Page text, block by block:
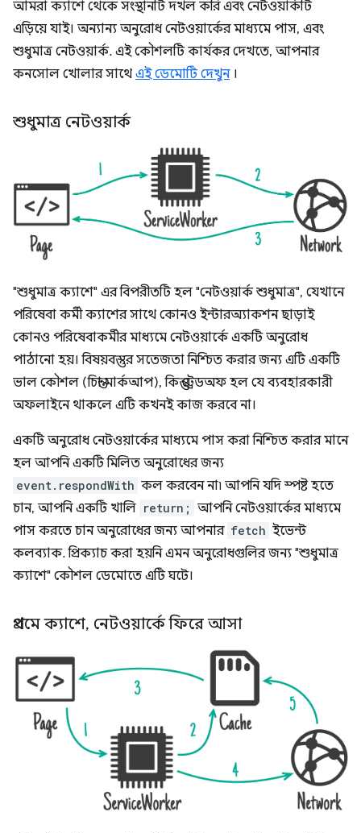
আমরা ক্যাশে থেকে সংস্থানটি দখল করি এবং নেটওয়ার্কটি
এড়িয়ে যাই। অন্যান্য অনুরোধ নেটওয়ার্কের মাধ্যমে পাস, এবং
শুধুমাত্র নেটওয়ার্ক. এই কৌশলটি কার্যকর দেখতে, আপনার
কনসোল খোলার সাথে এই ডেমোটি দেখুন।
শুধুমাত্র নেটওয়ার্ক
"শুধুমাত্র ক্যাশে" এর বিপরীতটি হল "নেটওয়ার্ক শুধুমাত্র", যেখানে
পরিষেবা কর্মী ক্যাশের সাথে কোনও ইন্টারঅ্যাকশন ছাড়াই
কোনও পরিষেবাকর্মীর মাধ্যমে নেটওয়ার্কে একটি অনুরোধ
পাঠানো হয়। বিষয়বস্তুর সতেজতা নিশ্চিত করার জন্য এটি একটি
ভাল কৌশল (চিন্তা মার্কআপ), কিন্তু ট্রেডঅফ হল যে ব্যবহারকারী
অফলাইনে থাকলে এটি কখনই কাজ করবে না।
একটি অনুরোধ নেটওয়ার্কের মাধ্যমে পাস করা নিশ্চিত করার মানে
হল আপনি একটি মিলিত অনুরোধের জন্য
event.respondWith কল করবেন না৷ আপনি যদি স্পষ্ট হতে
চান, আপনি একটি খালি return; আপনি নেটওয়ার্কের মাধ্যমে
পাস করতে চান অনুরোধের জন্য আপনার fetch ইভেন্ট
কলব্যাক. প্রিক্যাচ করা হয়নি এমন অনুরোধগুলির জন্য "শুধুমাত্র
ক্যাশে" কৌশল ডেমোতে এটি ঘটে।
প্রথমে ক্যাশে, নেটওয়ার্কে ফিরে আসা